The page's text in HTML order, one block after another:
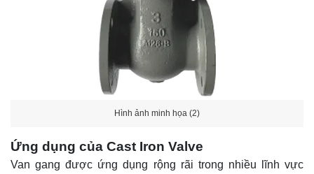
Hình ảnh minh họa (2)
Ứng dụng của Cast Iron Valve
Van gang được ứng dụng rộng rãi trong nhiều lĩnh vực